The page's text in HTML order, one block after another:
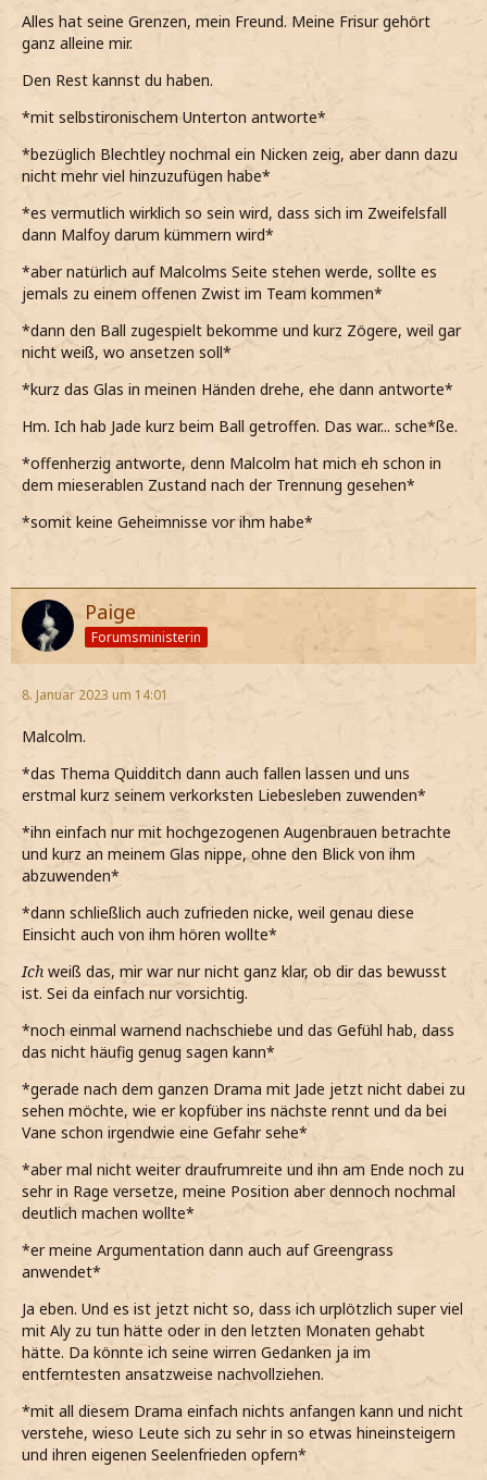
Alles hat seine Grenzen, mein Freund. Meine Frisur gehört
ganz alleine mir.
Den Rest kannst du haben.
*mit selbstironischem Unterton antworte*
*bezüglich Blechtley nochmal ein Nicken zeig, aber dann dazu
nicht mehr viel hinzuzufügen habe*
*es vermutlich wirklich so sein wird, dass sich im Zweifelsfall
dann Malfoy darum kümmern wird*
*aber natürlich auf Malcolms Seite stehen werde, sollte es
jemals zu einem offenen Zwist im Team kommen*
*dann den Ball zugespielt bekomme und kurz Zögere, weil gar
nicht weiß, wo ansetzen soll*
*kurz das Glas in meinen Händen drehe, ehe dann antworte*
Hm. Ich hab Jade kurz beim Ball getroffen. Das war... sche*ße.
*offenherzig antworte, denn Malcolm hat mich eh schon in
dem mieserablen Zustand nach der Trennung gesehen*
*somit keine Geheimnisse vor ihm habe*
Paige
Forumsministerin
8. Januar 2023 um 14:01
Malcolm.
*das Thema Quidditch dann auch fallen lassen und uns
erstmal kurz seinem verkorksten Liebesleben zuwenden*
*ihn einfach nur mit hochgezogenen Augenbrauen betrachte
und kurz an meinem Glas nippe, ohne den Blick von ihm
abzuwenden*
*dann schließlich auch zufrieden nicke, weil genau diese
Einsicht auch von ihm hören wollte*
Ich weiß das, mir war nur nicht ganz klar, ob dir das bewusst
ist. Sei da einfach nur vorsichtig.
*noch einmal warnend nachschiebe und das Gefühl hab, dass
das nicht häufig genug sagen kann*
*gerade nach dem ganzen Drama mit Jade jetzt nicht dabei zu
sehen möchte, wie er kopfüber ins nächste rennt und da bei
Vane schon irgendwie eine Gefahr sehe*
*aber mal nicht weiter draufrumreite und ihn am Ende noch zu
sehr in Rage versetze, meine Position aber dennoch nochmal
deutlich machen wollte*
*er meine Argumentation dann auch auf Greengrass
anwendet*
Ja eben. Und es ist jetzt nicht so, dass ich urplötzlich super viel
mit Aly zu tun hätte oder in den letzten Monaten gehabt
hätte. Da könnte ich seine wirren Gedanken ja im
entferntesten ansatzweise nachvollziehen.
*mit all diesem Drama einfach nichts anfangen kann und nicht
verstehe, wieso Leute sich zu sehr in so etwas hineinsteigern
und ihren eigenen Seelenfrieden opfern*